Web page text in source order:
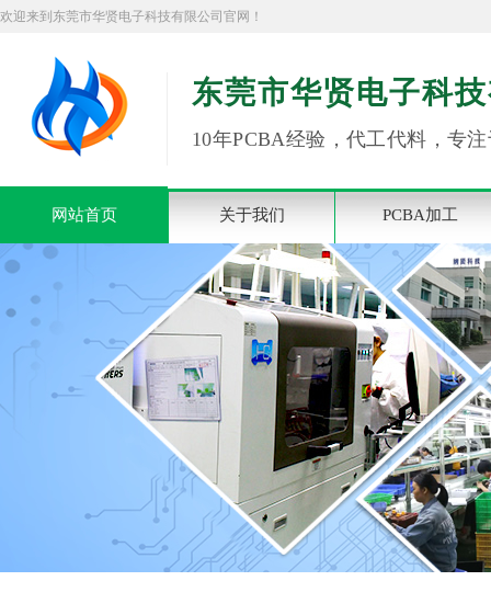
欢迎来到东莞市华贤电子科技有限公司官网！
东莞市华贤电子科
10年PCBA经验，代工代料，专
网站首页 关于我们 PCBA加工